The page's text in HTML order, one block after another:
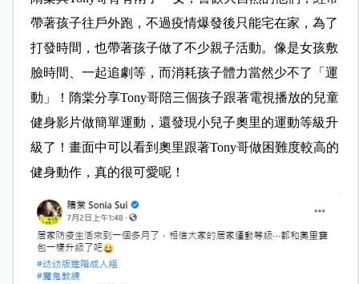
帶著孩子往戶外跑，不過疫情爆發後只能宅在家，為了
打發時間，也帶著孩子做了不少親子活動。像是女孩敷
臉時間、一起追劇等，而消耗孩子體力當然少不了「運
動」！隋棠分享Tony哥陪三個孩子跟著電視播放的兒童
健身影片做簡單運動，還發現小兒子奧里的運動等級升
級了！畫面中可以看到奧里跟著Tony哥做困難度較高的
健身動作，真的很可愛呢！